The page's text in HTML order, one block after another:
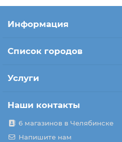
Информация
Список городов
Услуги
Наши контакты
6 магазинов в Челябинске
Напишите нам